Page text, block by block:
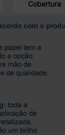
Cobertura